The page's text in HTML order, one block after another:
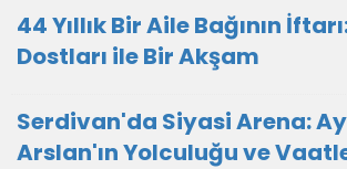
44 Yıllık Bir Aile Bağının
Dostları ile Bir Akşam
Serdivan'da Siyasi Arena:
Arslan'ın Yolculuğu ve